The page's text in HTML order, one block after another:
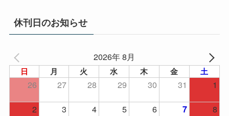
イ
ブ
休刊日のお知らせ
2026年 8月
日 月 火 水 木 金 土
26 27 28 29 30 31
1
2
3 4 5 6 7
8